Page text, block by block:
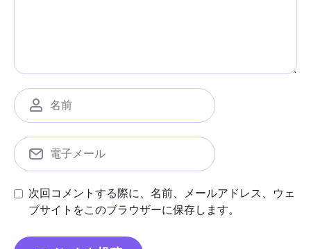
次回コメントする際に、名前、メールアドレス、ウェ
ブサイトをこのブラウザーに保存します。